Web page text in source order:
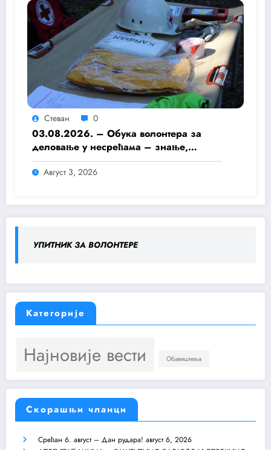
Стеван 0
03.08.2026. – Обука волонтера за
деловање у несрећама – знање,
припремљеност и хуманост као темељ
безбедније заједнице
Август 3, 2026
УПИТНИК ЗА ВОЛОНТЕРЕ
Категорије
Најновије вести Обавештења
Скорашњи чланци
Срећан 6. август – Дан рудара! август 6, 2026